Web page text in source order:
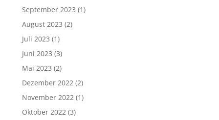
September 2023 (1)
August 2023 (2)
Juli 2023 (1)
Juni 2023 (3)
Mai 2023 (2)
Dezember 2022(2)
November 2022(1)
Oktober 2022(3)